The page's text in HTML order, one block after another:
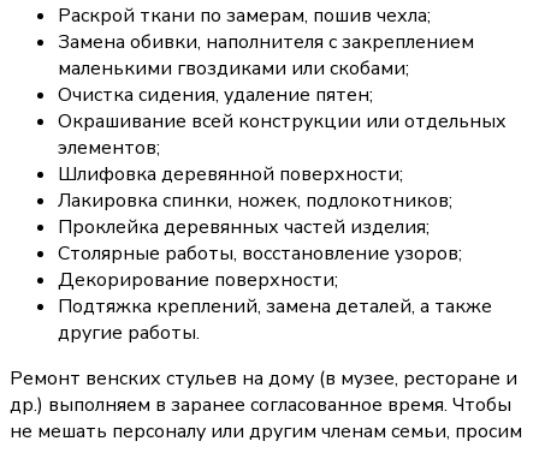
Раскрой ткани по замерам, пошив чехла;
Замена обивки, наполнителя с закреплением
маленькими гвоздиками или скобами;
Очистка сидения, удаление пятен;
Окрашивание всей конструкции или отдельных
элементов;
Шлифовка деревянной поверхности;
Лакировка спинки, ножек, подлокотников;
Проклейка деревянных частей изделия;
Столярные работы, восстановление узоров;
Декорирование поверхности;
Подтяжка креплений, замена деталей, а также
другие работы.
Ремонт венских стульев на дому (в музее, ресторане и
др.) выполняем в заранее согласованное время. Чтобы
не мешать персоналу или другим членам семьи, просим